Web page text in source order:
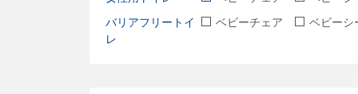
バリアフリートイ
レ
ベビーチェア ベビーシ